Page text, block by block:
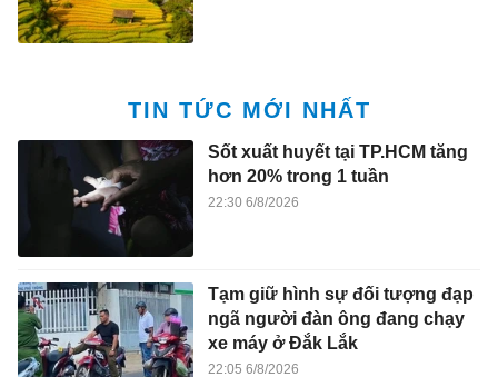
TIN TỨC MỚI NHẤT
Sốt xuất huyết tại TP.HCM tăng
hơn 20% trong 1 tuần
22:30 6/8/2026
Tạm giữ hình sự đối tượng đạp
ngã người đàn ông đang chạy
xe máy ở Đắk Lắk
22:05 6/8/2026